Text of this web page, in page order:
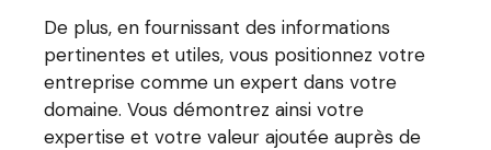
De plus, en fournissant des informations
pertinentes et utiles, vous positionnez votre
entreprise comme un expert dans votre
domaine. Vous démontrez ainsi votre
expertise et votre valeur ajoutée auprès de